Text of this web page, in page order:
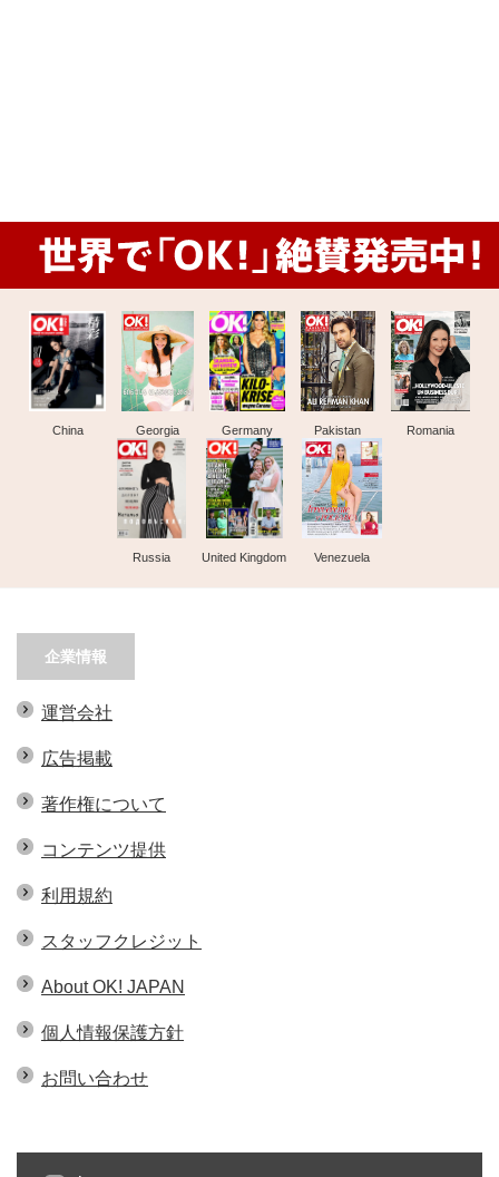
China Georgia Germany Pakistan Romania
Russia United Kingdom Venezuela
企業情報
運営会社
広告掲載
著作権について
コンテンツ提供
利用規約
スタッフクレジット
About OK! JAPAN
個人情報保護方針
お問い合わせ